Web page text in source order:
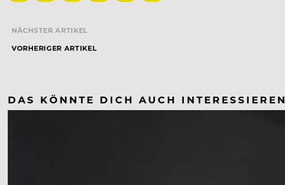
NÄCHSTER ARTIKEL
VORHERIGER ARTIKEL
DAS KÖNNTE DICH AUCH INTERESSIEREN